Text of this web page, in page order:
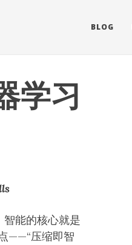
BLOG
学习
能的核心就是
——“压缩即智